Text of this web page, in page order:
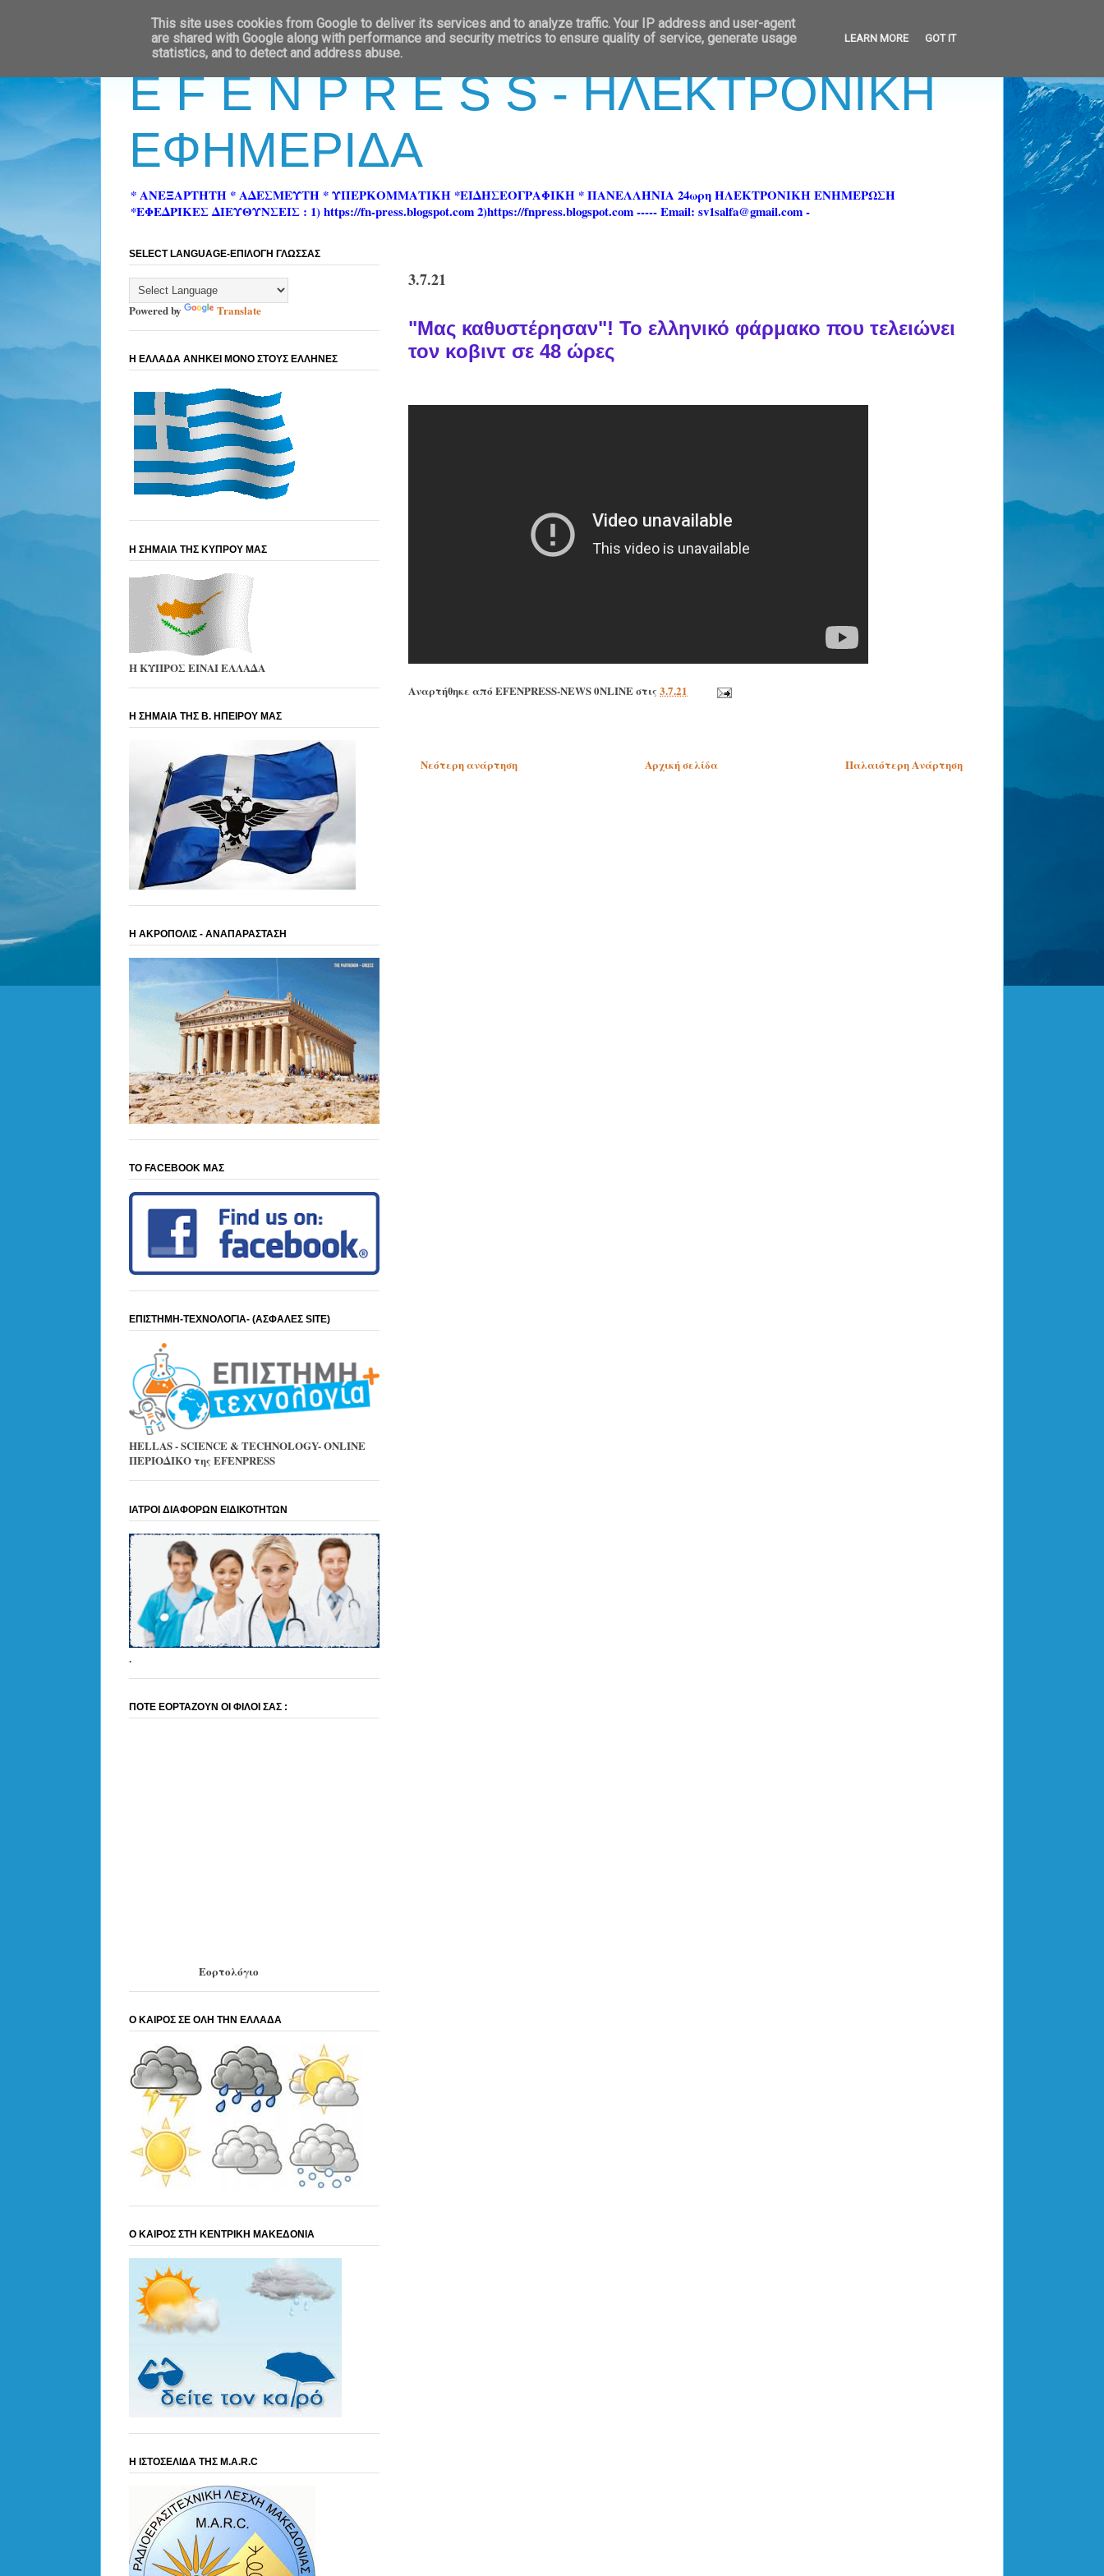
E F E N P R E S S - ΗΛΕΚΤΡΟΝΙΚΗ
ΕΦΗΜΕΡΙΔΑ
* ΑΝΕΞΑΡΤΗΤΗ * ΑΔΕΣΜΕΥΤΗ * ΥΠΕΡΚΟΜΜΑΤΙΚΗ *ΕΙΔΗΣΕΟΓΡΑΦΙΚΗ * ΠΑΝΕΛΛΗΝΙΑ 24ωρη ΗΛΕΚΤΡΟΝΙΚΗ ΕΝΗΜΕΡΩΣΗ
*ΕΦΕΔΡΙΚΕΣ ΔΙΕΥΘΥΝΣΕΙΣ : 1) https://fn-press.blogspot.com 2)https://fnpress.blogspot.com ----- Email: sv1salfa@gmail.com -
3.7.21
"Μας καθυστέρησαν"! Το ελληνικό φάρμακο που τελειώνει
τον κoβιvτ σε 48 ώρες
Αναρτήθηκε από EFENPRESS-NEWS 0NLINEστις 3.7.21
Νεότερη ανάρτηση Παλαιότερη Ανάρτηση
Αρχική σελίδα
SELECT LANGUAGE-ΕΠΙΛΟΓΗ ΓΛΩΣΣΑΣ
Powered by Translate
Η ΕΛΛΑΔΑ ΑΝΗΚΕΙ ΜΟΝΟ ΣΤΟΥΣ ΕΛΛΗΝΕΣ
Η ΣΗΜΑΙΑ ΤΗΣ ΚΥΠΡΟΥ ΜΑΣ
Η ΚΥΠΡΟΣ ΕΙΝΑΙ ΕΛΛΑΔΑ
Η ΣΗΜΑΙΑ ΤΗΣ Β. ΗΠΕΙΡΟΥ ΜΑΣ
Η ΑΚΡΟΠΟΛΙΣ - ΑΝΑΠΑΡΑΣΤΑΣΗ
ΤΟ FACEBOOK ΜΑΣ
ΕΠΙΣΤΗΜΗ-ΤΕΧΝΟΛΟΓΙΑ- (ΑΣΦΑΛΕΣ SITE)
HELLAS - SCIENCE & TECHNOLOGY- ONLINE
ΠΕΡΙΟΔΙΚΟ της EFENPRESS
ΙΑΤΡΟΙ ΔΙΑΦΟΡΩΝ ΕΙΔΙΚΟΤΗΤΩΝ
.
ΠΟΤΕ ΕΟΡΤΑΖΟΥΝ ΟΙ ΦΙΛΟΙ ΣΑΣ :
Εορτολόγιο
Ο ΚΑΙΡΟΣ ΣΕ ΟΛΗ ΤΗΝ ΕΛΛΑΔΑ
Ο ΚΑΙΡΟΣ ΣΤΗ ΚΕΝΤΡΙΚΗ ΜΑΚΕΔΟΝΙΑ
Η ΙΣΤΟΣΕΛΙΔΑ ΤΗΣ M.A.R.C
This site uses cookies from Google to deliver its services and to analyze traffic. Your IP address and user-agent
are shared with Google along with performance and security metrics to ensure quality of service, generate usage
statistics, and to detect and address abuse.
LEARN MORE GOT IT